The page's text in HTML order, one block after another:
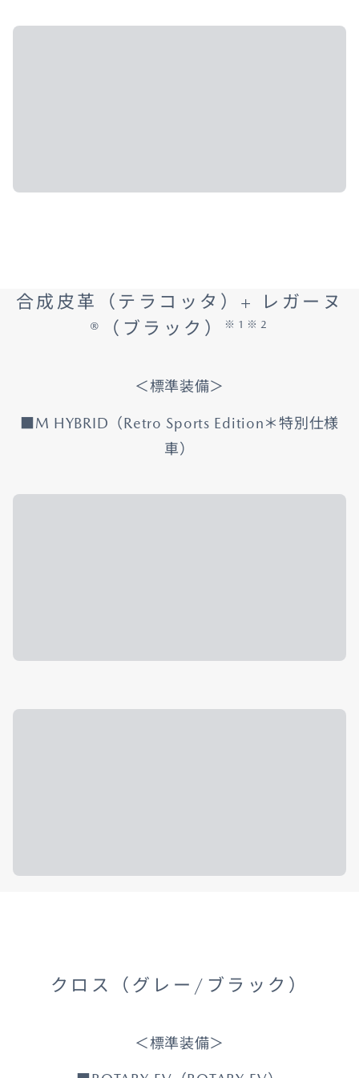
合成皮革（テラコッタ）+ レガーヌ
®（ブラック）
※1※2
＜標準装備＞
■M HYBRID（Retro Sports Edition＊特別仕様
車）
クロス（グレー/ブラック）
＜標準装備＞